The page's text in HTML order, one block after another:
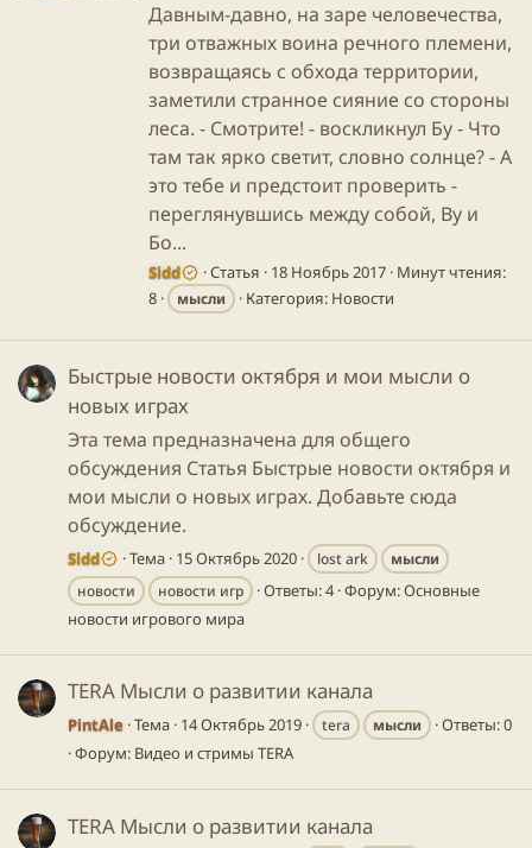
Давным-давно, на заре человечества,
три отважных воина речного племени,
возвращаясь с обхода территории,
заметили странное сияние со стороны
леса. - Смотрите! - воскликнул Бу - Что
там так ярко светит, словно солнце? - А
это тебе и предстоит проверить -
переглянувшись между собой, Ву и
Бо...
Sidd Статья 18 Ноябрь 2017 Минут чтения:
8
мысли Категория: Новости
Быстрые новости октября и мои мысли о
новых играх
Эта тема предназначена для общего
обсуждения Статья Быстрые новости октября и
мои мысли о новых играх. Добавьте сюда
обсуждение.
Sidd Тема 15 Октябрь 2020 lost ark
мысли
новости
новости игр Ответы: 4 Форум:Основные
новости игрового мира
TERA Мысли о развитии канала
PintAle Тема 14 Октябрь 2019 tera мысли
Ответы: 0
Форум: Видео и стримы TERA
TERA Мысли о развитии канала